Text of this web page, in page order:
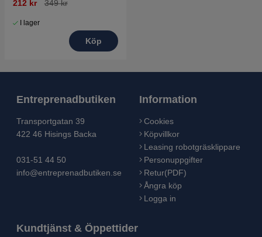
212 kr 349 kr
I lager
Köp
Entreprenadbutiken
Transportgatan 39
422 46 Hisings Backa
031-51 44 50
info@entreprenadbutiken.se
Information
Cookies
Köpvillkor
Leasing robotgräsklippare
Personuppgifter
Retur(PDF)
Ångra köp
Logga in
Kundtjänst & Öppettider